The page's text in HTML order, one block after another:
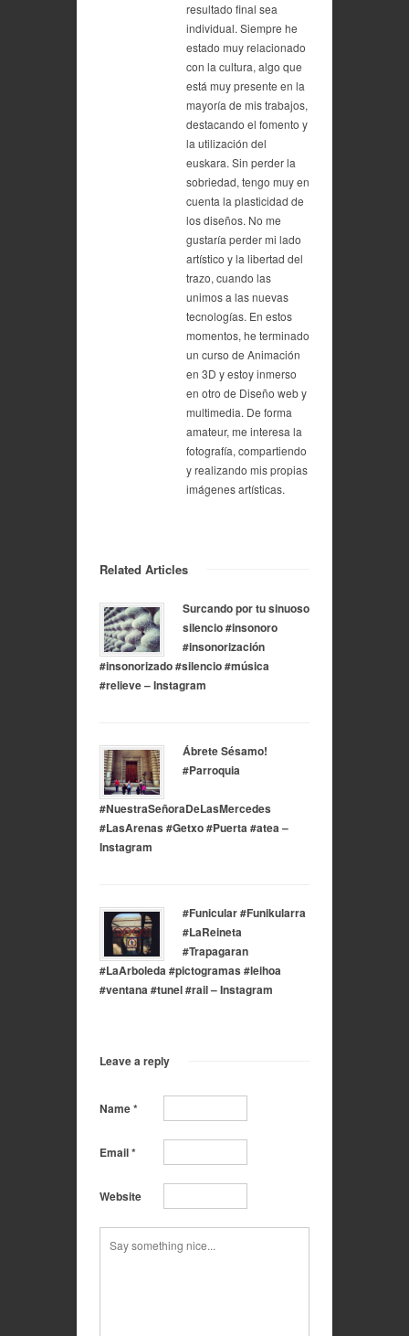
resultado final sea
individual. Siempre he
estado muy relacionado
con la cultura, algo que
está muy presente en la
mayoría de mis trabajos,
destacando el fomento y
la utilización del
euskara. Sin perder la
sobriedad, tengo muy en
cuenta la plasticidad de
los diseños. No me
gustaría perder mi lado
artístico y la libertad del
trazo, cuando las
unimos a las nuevas
tecnologías. En estos
momentos, he terminado
un curso de Animación
en 3D y estoy inmerso
en otro de Diseño web y
multimedia. De forma
amateur, me interesa la
fotografía, compartiendo
y realizando mis propias
imágenes artísticas.
Related Articles
Surcando por tu sinuoso
silencio #insonoro
#insonorización
#insonorizado #silencio #música
#relieve – Instagram
Ábrete Sésamo!
#Parroquia
#NuestraSeñoraDeLasMercedes
#LasArenas #Getxo #Puerta #atea –
Instagram
#Funicular #Funikularra
#LaReineta
#Trapagaran
#LaArboleda #pictogramas #leihoa
#ventana #tunel #rail – Instagram
Leave a reply
Name*
Email*
Website